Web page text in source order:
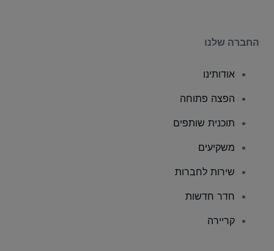
החברה שלנו
אודותינו
הפצה פתוחה
תוכנית שותפים
משקיעים
שירות לחברות
חדר חדשות
קריירה